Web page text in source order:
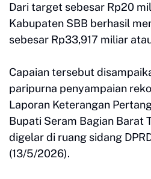
Dari target sebesar Rp20
Kabupaten SBB berhasil
sebesar Rp33,917 miliar
Capaian tersebut
paripurna penyampaian
Laporan Keterangan
Bupati Seram Bagian Barat
digelar di ruang sidang
(13/5/2026).